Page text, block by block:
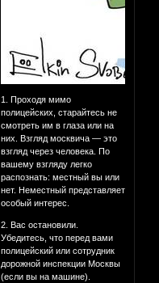
1. Проходя мимо
полицейских, старайтесь не
смотреть им в глаза или на
них. Взгляд москвича — это
взгляд через человека. По
вашему взгляду легко
распознать: местный вы или
нет. Неместный представляет
особый интерес.
2. Вас остановили.
Убедитесь, что перед вами
полицейский или сотрудник
дорожной инспекции Москвы
(если вы на машине).